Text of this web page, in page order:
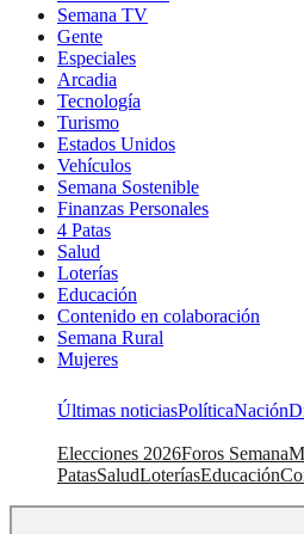
Semana TV
Gente
Especiales
Arcadia
Tecnología
Turismo
Estados Unidos
Vehículos
Semana Sostenible
Finanzas Personales
4 Patas
Salud
Loterías
Educación
Contenido en colaboración
Semana Rural
Mujeres
Últimas noticiasPolíticaNación
Elecciones 2026Foros Semana
PatasSaludLoteríasEducación